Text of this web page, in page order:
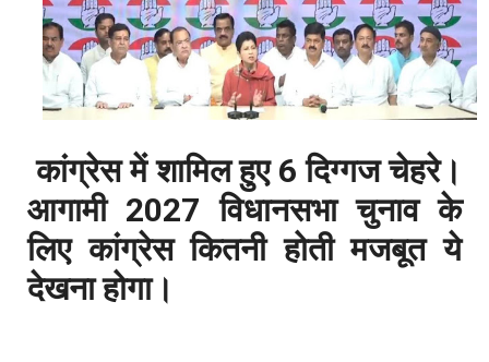
कांग्रेस में शामिल हुए 6 दिग्गज चेहरे।
आगामी 2027 विधानसभा चुनाव के
लिए कांग्रेस कितनी होती मजबूत ये
देखना होगा।